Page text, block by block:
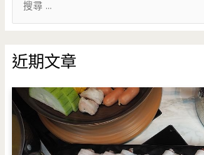
鍵
字
:
近期文章